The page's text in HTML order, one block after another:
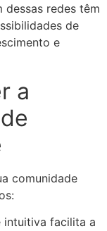
dessas redes têm
de
e
a
comunidade
intuitiva facilita a